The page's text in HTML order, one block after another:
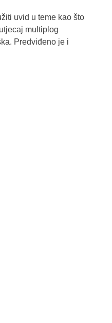
uvid u teme kao što
multiplog
Predviđeno je i